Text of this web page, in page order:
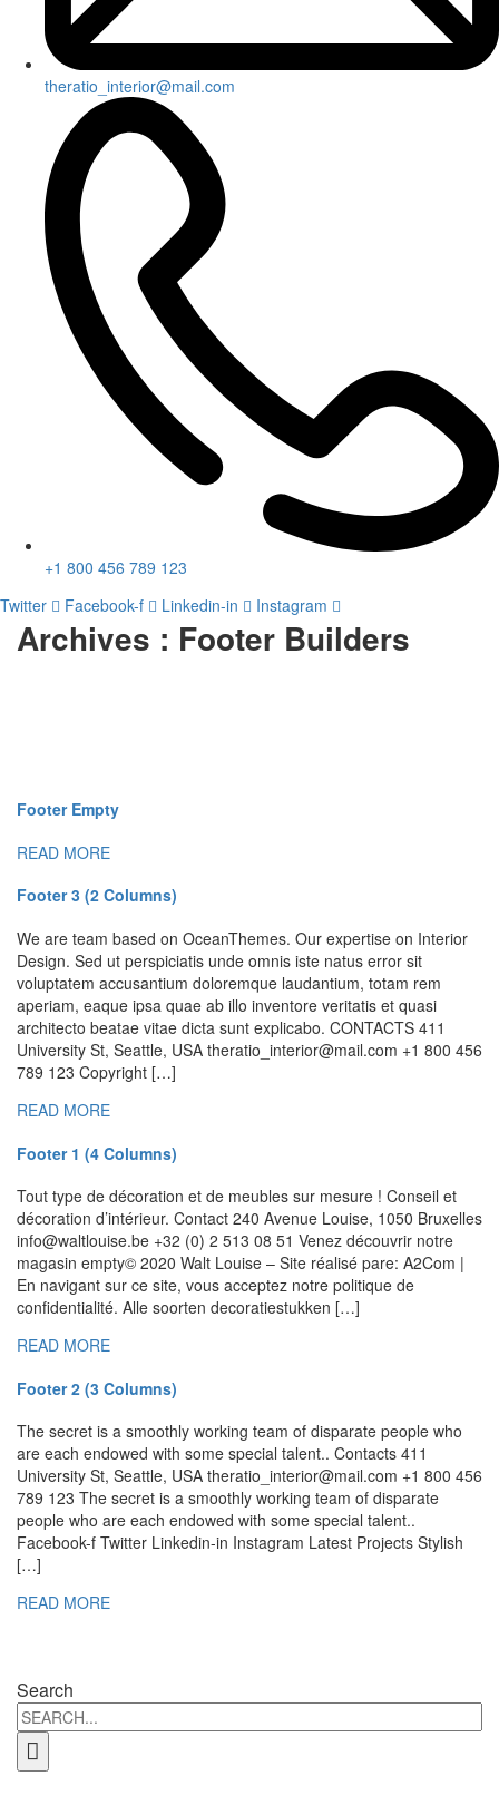
theratio_interior@mail.com
+1 800 456 789 123
Twitter
Facebook-f Linkedin-in Instagram
Archives : Footer Builders
Footer Empty
READ MORE
Footer 3 (2 Columns)
We are team based on OceanThemes. Our expertise on Interior
Design. Sed ut perspiciatis unde omnis iste natus error sit
voluptatem accusantium doloremque laudantium, totam rem
aperiam, eaque ipsa quae ab illo inventore veritatis et quasi
architecto beatae vitae dicta sunt explicabo. CONTACTS 411
University St, Seattle, USA theratio_interior@mail.com +1 800 456
789 123 Copyright […]
READ MORE
Footer 1 (4 Columns)
Tout type de décoration et de meubles sur mesure ! Conseil et
décoration d’intérieur. Contact 240 Avenue Louise, 1050 Bruxelles
info@waltlouise.be +32 (0) 2 513 08 51 Venez découvrir notre
magasin empty© 2020 Walt Louise – Site réalisé pare: A2Com |
En navigant sur ce site, vous acceptez notre politique de
confidentialité. Alle soorten decoratiestukken […]
READ MORE
Footer 2 (3 Columns)
The secret is a smoothly working team of disparate people who
are each endowed with some special talent.. Contacts 411
University St, Seattle, USA theratio_interior@mail.com +1 800 456
789 123 The secret is a smoothly working team of disparate
people who are each endowed with some special talent..
Facebook-f Twitter Linkedin-in Instagram Latest Projects Stylish
[…]
READ MORE
Search
Search
for: